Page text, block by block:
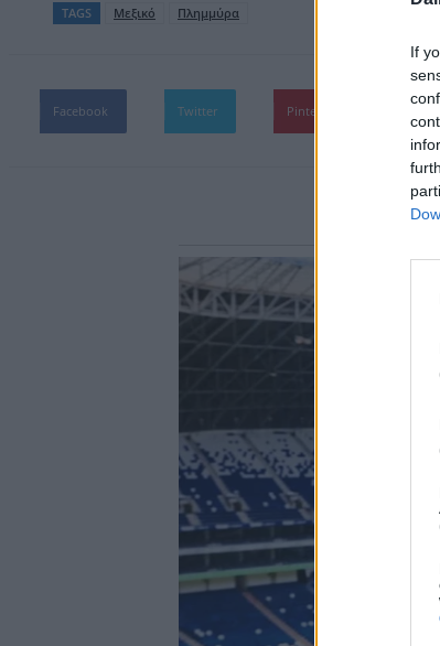
If
TAGS Μεξικό Πλημμύρα
Facebook Twitter Pinterest